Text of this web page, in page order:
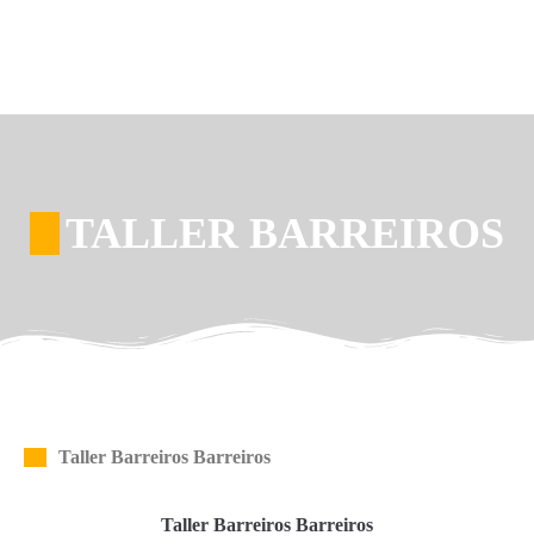
TALLER BARREIROS
Taller Barreiros Barreiros
Taller Barreiros Barreiros